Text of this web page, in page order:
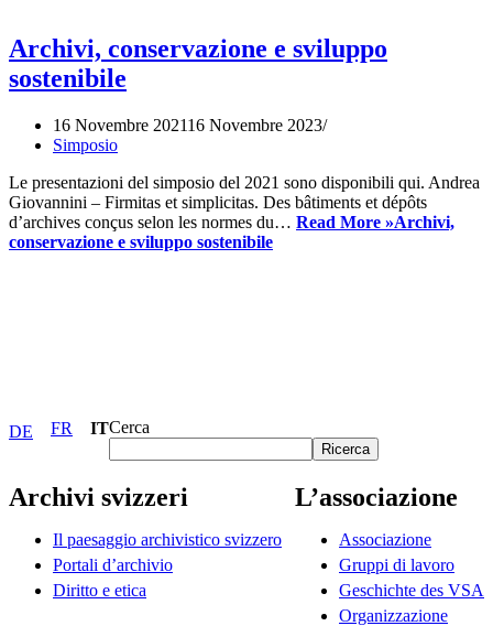
Archivi, conservazione e sviluppo
sostenibile
16 Novembre 202116 Novembre 2023
Simposio
Le presentazioni del simposio del 2021 sono disponibili qui. Andrea
Giovannini – Firmitas et simplicitas. Des bâtiments et dépôts
d’archives conçus selon les normes du… Read More »Archivi,
conservazione e sviluppo sostenibile
DE FR ITCerca
Ricerca
Archivi svizzeri
Il paesaggio archivistico svizzero
Portali d’archivio
Diritto e etica
L’associazione
Associazione
Gruppi di lavoro
Geschichte des VSA
Organizzazione